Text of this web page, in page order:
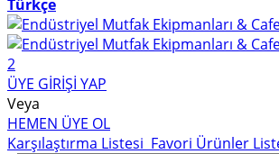
Türkçe
2
ÜYE GİRİŞİ YAP
Veya
HEMEN ÜYE OL
Karşılaştırma Listesi Favori Ürünler